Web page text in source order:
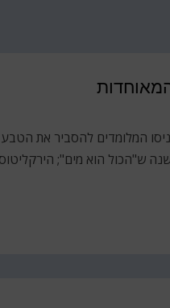
ניסו המלומדים להסביר את
איש מילטוס, טען לפני 2,800 שנה